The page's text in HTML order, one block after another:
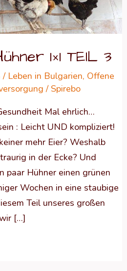
1×1 TEIL 3
/ Leben in Bulgarien, Offene
/ Spirebo
Mal ehrlich…
: Leicht UND kompliziert!
mehr Eier? Weshalb
in der Ecke? Und
paar Hühner einen grünen
Wochen in eine staubige
Teil unseres großen
[…]